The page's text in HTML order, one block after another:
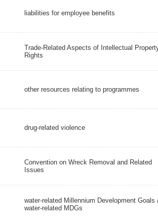
liabilities for employee benefits
Trade-Related Aspects of Intellectual
Rights
other resources relating to programmes
drug-related violence
Convention on Wreck Removal and Related
Issues
water-related Millennium Development Goals
water-related MDGs